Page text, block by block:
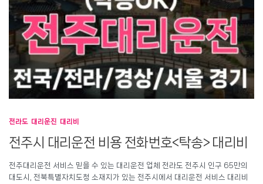
전라도 대리운진 대리비
전주시 대리운전 비용 전화번호<탁송> 대리비
전주대리운전 서비스 믿을 수 있는 대리운전 업체 전라도 전주시 인구 65만의
대도시, 전북특별자치도청 소재지가 있는 전주시에서 대리운전 서비스 대리비